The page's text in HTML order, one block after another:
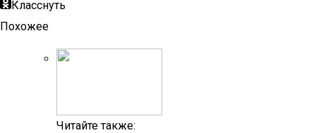
Класснуть
Похожее
Читайте также: